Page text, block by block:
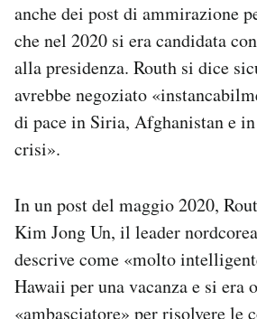
anche dei post di ammirazione
che nel 2020 si era candidata
alla presidenza. Routh si dice
avrebbe negoziato
di pace in Siria, Afghanistan e
crisi».
In un post del maggio 2020,
Kim Jong Un, il leader
descrive come «molto
Hawaii per una vacanza e si era
«ambasciatore» per risolvere le